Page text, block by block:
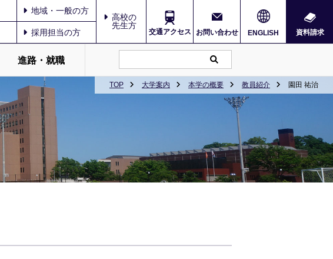
地域・一般の方
高校の
先生方
交通アクセス お問い合わせ ENGLISH 資料請求
採用担当の方
進路・就職
TOP 大学案内 本学の概要 教員紹介 園田 祐治